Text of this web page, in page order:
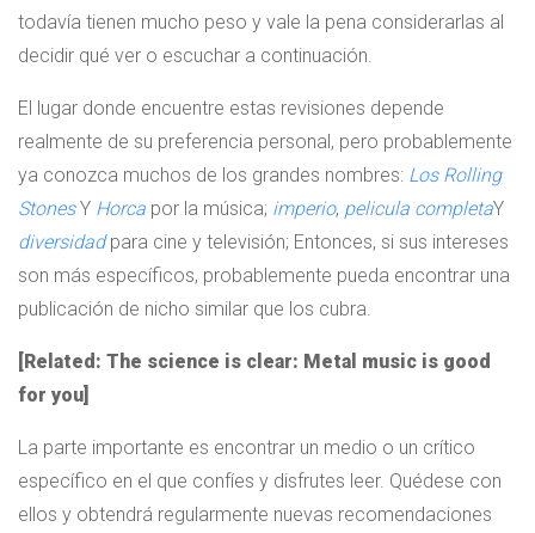
todavía tienen mucho peso y vale la pena considerarlas al
decidir qué ver o escuchar a continuación.
El lugar donde encuentre estas revisiones depende
realmente de su preferencia personal, pero probablemente
ya conozca muchos de los grandes nombres: Los Rolling
StonesY Horca por la música; imperio, pelicula completaY
diversidadpara cine y televisión; Entonces, si sus intereses
son más específicos, probablemente pueda encontrar una
publicación de nicho similar que los cubra.
[Related: The science is clear: Metal music is good
for you]
La parte importante es encontrar un medio o un crítico
específico en el que confíes y disfrutes leer. Quédese con
ellos y obtendrá regularmente nuevas recomendaciones